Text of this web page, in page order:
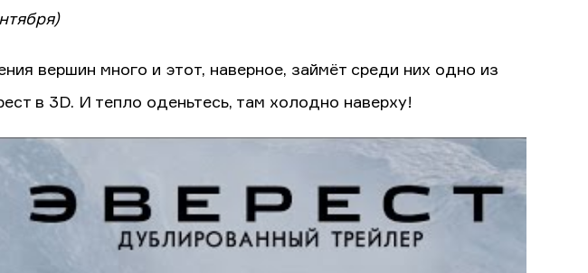
вершин много и этот, наверное, займёт среди них одно из
в 3D. И тепло оденьтесь, там холодно наверху!